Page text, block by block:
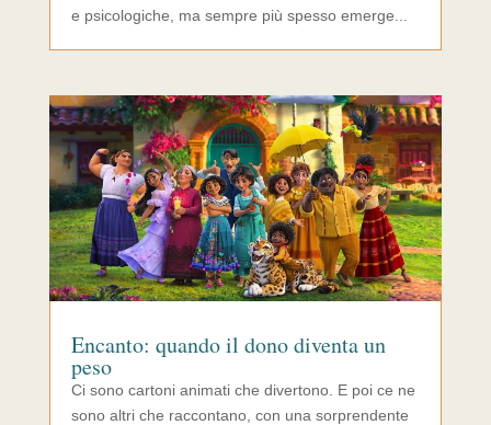
e psicologiche, ma sempre più spesso emerge...
Encanto: quando il dono diventa un
peso
Ci sono cartoni animati che divertono. E poi ce ne
sono altri che raccontano, con una sorprendente